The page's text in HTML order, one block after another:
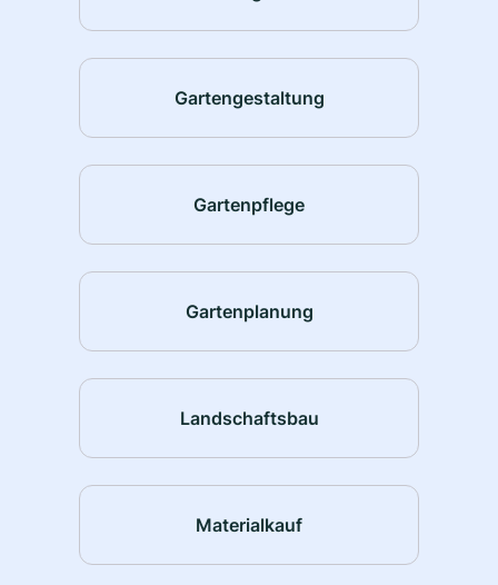
Gartengestaltung
Gartenpflege
Gartenplanung
Landschaftsbau
Materialkauf